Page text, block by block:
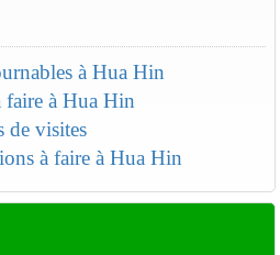
à Hua Hin
faire à Hua Hin
de visites
à faire à Hua Hin